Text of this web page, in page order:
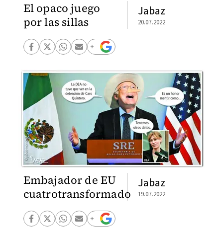
El opaco juego
por las sillas
Jabaz
20.07.2022
Embajador de EU
cuatrotransformado
Jabaz
19.07.2022